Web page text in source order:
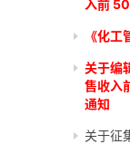
入前
《化
关于编
售收入
通知
关于征